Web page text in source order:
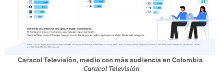
Caracol Televisión, medio con más audiencia en Colombia
Caracol Televisión